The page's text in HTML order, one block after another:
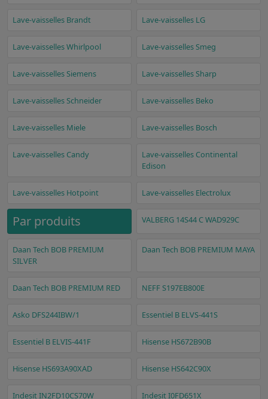
Lave-vaisselles Brandt Lave-vaisselles LG
Lave-vaisselles Whirlpool Lave-vaisselles Smeg
Lave-vaisselles Siemens Lave-vaisselles Sharp
Lave-vaisselles Schneider Lave-vaisselles Beko
Lave-vaisselles Miele Lave-vaisselles Bosch
Lave-vaisselles Candy
Lave-vaisselles Continental
Edison
Lave-vaisselles Hotpoint Lave-vaisselles Electrolux
Par produits VALBERG 14S44 C WAD929C
Daan Tech BOB PREMIUM
SILVER
Daan Tech BOB PREMIUM MAYA
Daan Tech BOB PREMIUM RED NEFF S197EB800E
Asko DFS244IBW/1 Essentiel B ELVS-441S
Essentiel B ELVIS-441F Hisense HS672B90B
Hisense HS693A90XAD Hisense HS642C90X
Indesit IN2FD10CS70W Indesit I0FD651X